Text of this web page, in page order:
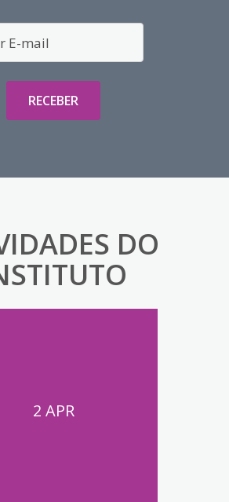
DO
2 APR